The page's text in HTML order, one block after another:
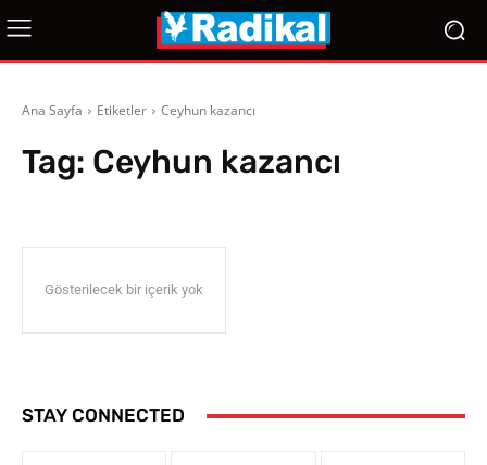
Ana Sayfa Etiketler Ceyhun kazancı
Tag: Ceyhun kazancı
Gösterilecek bir içerik yok
STAY CONNECTED